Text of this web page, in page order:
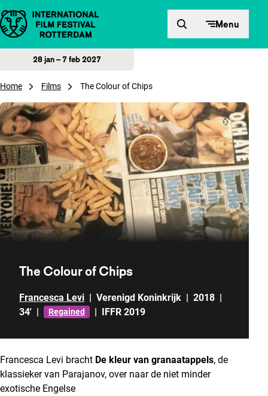
Direct naar inhoud Menu
28 jan – 7 feb 2027
Home Films The Colour of Chips
The Colour of Chips
Francesca Levi | Verenigd Koninkrijk | 2018 |
34' | Regained | IFFR 2019
Francesca Levi bracht De kleur van granaatappels, de
klassieker van Parajanov, over naar de niet minder
exotische Engelse